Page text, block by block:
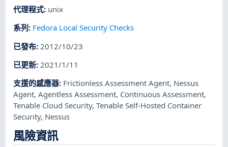
代理程式: unix
系列 : Fedora Local Security Checks
已發布: 2012/10/23
已更新: 2021/1/11
支援的感應器: Frictionless Assessment Agent, Nessus
Agent,Agentless Assessment, Continuous Assessment,
Tenable Cloud Security,Tenable Self-Hosted Container
Security, Nessus
風險資訊